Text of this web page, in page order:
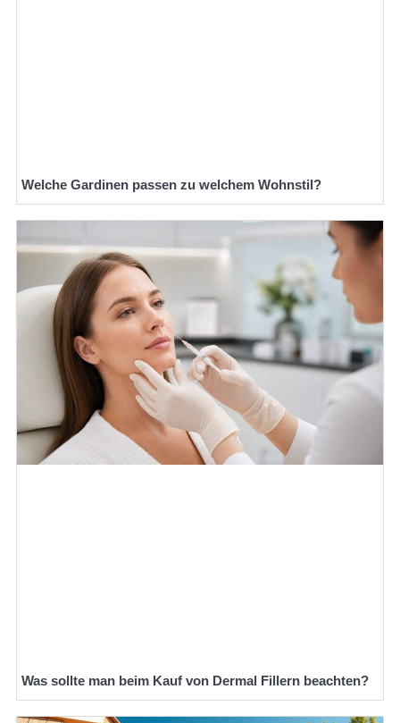
Welche Gardinen passen zu welchem Wohnstil?
Was sollte man beim Kauf von Dermal Fillern beachten?